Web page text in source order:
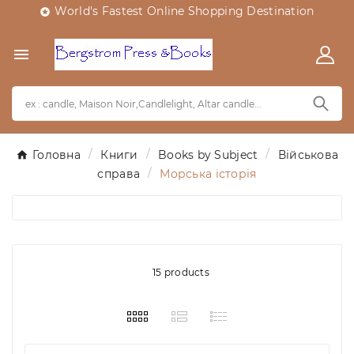
 World's Fastest Online Shopping Destination

Головна Книги Books by Subject
Військова
справа
Морська історія
15 products